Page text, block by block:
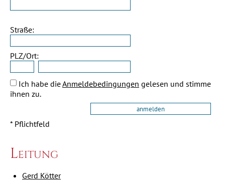
Straße:
PLZ/Ort:
Ich habe dieAnmeldebedingungen gelesen und stimme
ihnen zu.
* Pflichtfeld
Leitung
Gerd Kötter